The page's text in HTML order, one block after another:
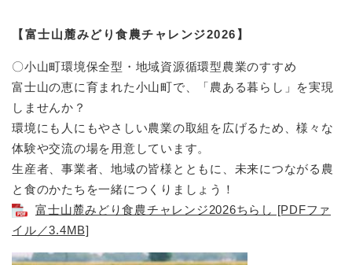
【富士山麓みどり食農チャレンジ2026】
〇小山町環境保全型・地域資源循環型農業のすすめ
富士山の恵に育まれた小山町で、「農ある暮らし」を実現
しませんか？
環境にも人にもやさしい農業の取組を広げるため、様々な
体験や交流の場を用意しています。
生産者、事業者、地域の皆様とともに、未来につながる農
と食のかたちを一緒につくりましょう！
富士山麓みどり食農チャレンジ2026ちらし [PDFファ
イル／3.4MB]